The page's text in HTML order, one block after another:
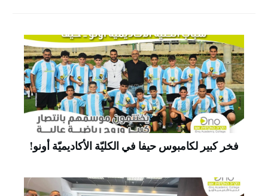
فخر كبير لكامبوس حيفا في الكليّة الأكاديميّة أونو!